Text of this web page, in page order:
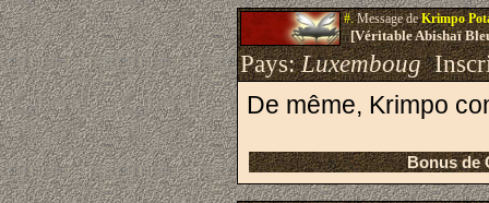
#.Message deKrimpo
[Véritable Abishaï
Pays:Luxemboug
De même, Krimpo
Bonus de